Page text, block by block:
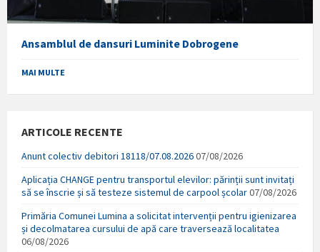
Ansamblul de dansuri Luminite Dobrogene
MAI MULTE
ARTICOLE RECENTE
Anunt colectiv debitori 18118/07.08.202607/08/2026
Aplicația CHANGE pentru transportul elevilor: părinții sunt invitați
să se înscrie și să testeze sistemul de carpool școlar07/08/2026
Primăria Comunei Lumina a solicitat intervenții pentru igienizarea
și decolmatarea cursului de apă care traversează localitatea
06/08/2026